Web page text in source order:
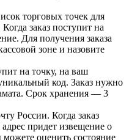
торговых точек для
заказ поступит на
Для получения заказа
зоне и назовите
на точку, на ваш
код. Заказ нужно
Срок хранения — 3
России. Когда заказ
придет извещение о
оценить состояние